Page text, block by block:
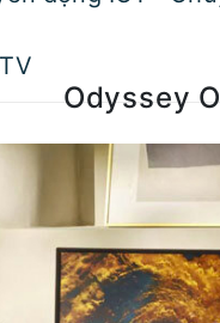
Odyssey